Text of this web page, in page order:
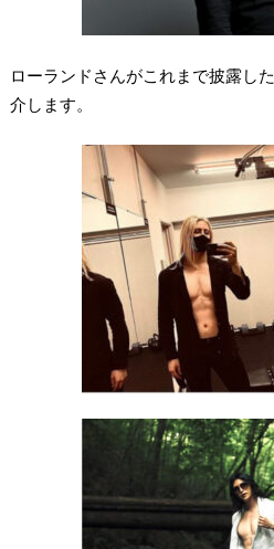
ローランドさんがこれまで披露した
介します。